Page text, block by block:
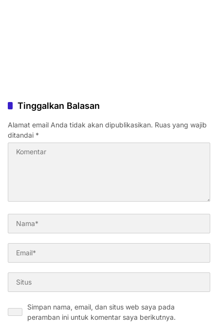
Tinggalkan Balasan
Alamat email Anda tidak akan dipublikasikan. Ruas yang wajib
ditandai *
Simpan nama, email, dan situs web saya pada
peramban ini untuk komentar saya berikutnya.